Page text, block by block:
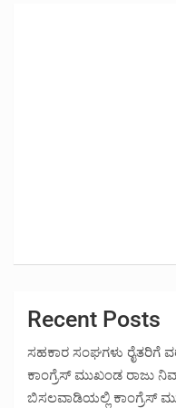
Recent Posts
ಸಹಕಾರ ಸಂಘಗಳು ರೈತರಿಗೆ
ಕಾಂಗ್ರೆಸ್ ಮುಖಂಡ ರಾಜು
ಬಿಸಲವಾಡಿಯಲ್ಲಿ ಕಾಂಗ್ರೆಸ್